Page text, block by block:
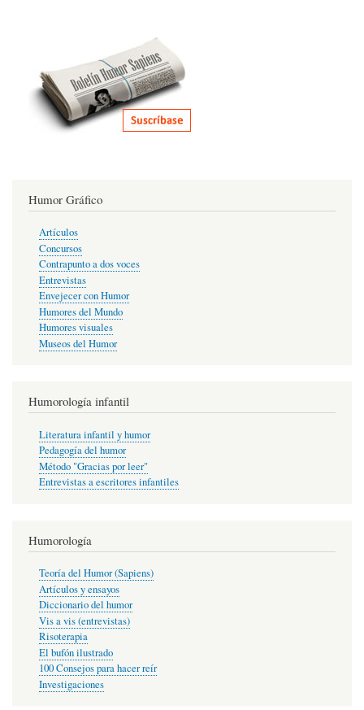
Humor Gráfico
Artículos
Concursos
Contrapunto a dos voces
Entrevistas
Envejecer con Humor
Humores del Mundo
Humores visuales
Museos del Humor
Humorología infantil
Literatura infantil y humor
Pedagogía del humor
Método "Gracias por leer"
Entrevistas a escritores infantiles
Humorología
Teoría del Humor (Sapiens)
Artículos y ensayos
Diccionario del humor
Vis a vis (entrevistas)
Risoterapia
El bufón ilustrado
100 Consejos para hacer reír
Investigaciones